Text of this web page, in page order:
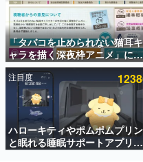
ゲームの企画
名作ゲームクリエ
聞きし、ヒット
きます。
赫本
この物語を解い
の形をした短編
新世代に訊く
これからのデジ
の姿を追い、彼
「タバコを止められない猫耳キ
ャラを描く深夜枠アニメ」に視
聴者の一部から批判意見。違法
薬物の使用と思わしき描写も含
めて、BPOが議論を交わす
注目度
ハローキティやポムポムプリン
と眠れる睡眠サポートアプリ
『ゆめたび』が配信中。キャラ